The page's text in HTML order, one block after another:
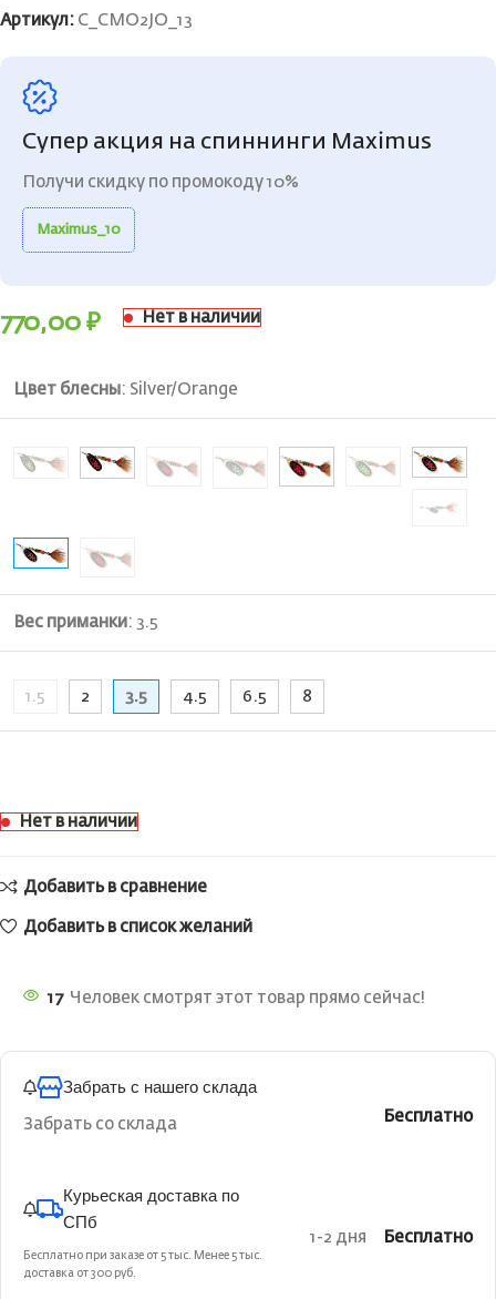
Артикул: C_CMO2JO_13
Супер акция на спиннинги Maximus
Получи скидку по промокоду 10%
Maximus_10
770,00 ₽ Нет в наличии
Цвет блесны: Silver/Orange
Вес приманки: 3.5
1.5 2 3.5 4.5 6.5 8
Нет в наличии
Добавить в сравнение
Добавить в список желаний
17 Человек смотрят этот товар прямо сейчас!
Забрать с нашего склада
Забрать со склада Бесплатно
Курьеская доставка по
СПб
Бесплатно при заказе от 5 тыс. Менее 5 тыс.
доставка от 300 руб.
1-2 дня Бесплатно